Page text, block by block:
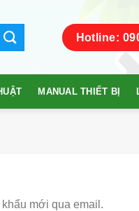
Hotline:
MANUAL THIẾT BỊ
mới qua email.